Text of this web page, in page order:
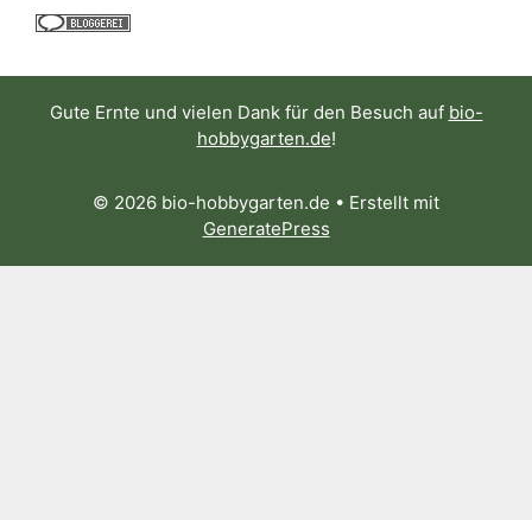
Gute Ernte und vielen Dank für den Besuch auf bio-
hobbygarten.de!
© 2026 bio-hobbygarten.de • Erstellt mit
GeneratePress